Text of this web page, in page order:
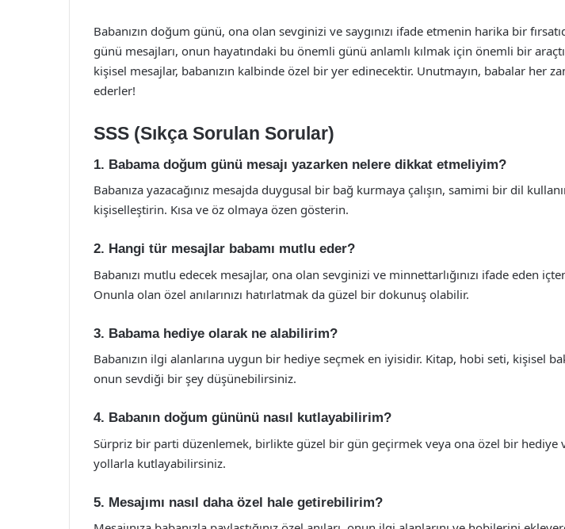
Babanızın doğum günü, ona olan sevginizi ve saygınızı ifade etmenin harika bir
günü mesajları, onun hayatındaki bu önemli günü anlamlı kılmak için önemli bir
kişisel mesajlar, babanızın kalbinde özel bir yer edinecektir. Unutmayın, babalar her
ederler!
SSS (Sıkça Sorulan Sorular)
1. Babama doğum günü mesajı yazarken nelere dikkat etmeliyim?
Babanıza yazacağınız mesajda duygusal bir bağ kurmaya çalışın, samimi bir dil
kişiselleştirin. Kısa ve öz olmaya özen gösterin.
2. Hangi tür mesajlar babamı mutlu eder?
Babanızı mutlu edecek mesajlar, ona olan sevginizi ve minnettarlığınızı ifade eden
Onunla olan özel anılarınızı hatırlatmak da güzel bir dokunuş olabilir.
3. Babama hediye olarak ne alabilirim?
Babanızın ilgi alanlarına uygun bir hediye seçmek en iyisidir. Kitap, hobi seti, kişisel
onun sevdiği bir şey düşünebilirsiniz.
4. Babanın doğum gününü nasıl kutlayabilirim?
Sürpriz bir parti düzenlemek, birlikte güzel bir gün geçirmek veya ona özel bir hediye
yollarla kutlayabilirsiniz.
5. Mesajımı nasıl daha özel hale getirebilirim?